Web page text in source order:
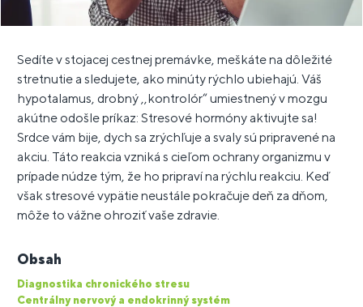
Sedíte v stojacej cestnej premávke, meškáte na dôležité
stretnutie a sledujete, ako minúty rýchlo ubiehajú. Váš
hypotalamus, drobný ,,kontrolór“ umiestnený v mozgu
akútne odošle príkaz: Stresové hormóny aktivujte sa!
Srdce vám bije, dych sa zrýchľuje a svaly sú pripravené na
akciu. Táto reakcia vzniká s cieľom ochrany organizmu v
prípade núdze tým, že ho pripraví na rýchlu reakciu. Keď
však stresové vypätie neustále pokračuje deň za dňom,
môže to vážne ohroziť vaše zdravie.
Obsah
Diagnostika chronického stresu
Centrálny nervový a endokrinný systém